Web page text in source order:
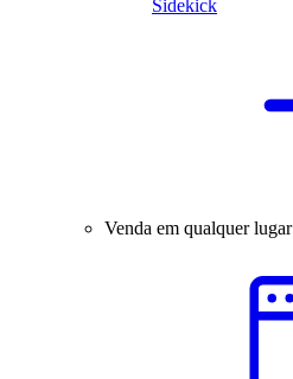
Sidekick
Venda em qualquer lugar